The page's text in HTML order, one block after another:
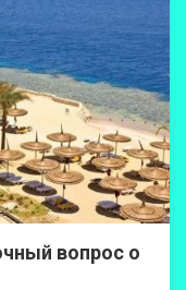
вопрос о